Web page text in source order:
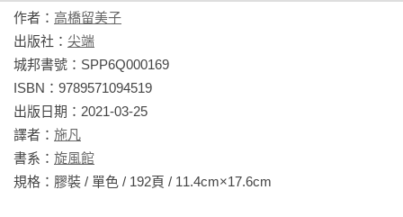
作者： 高橋留美子
出版社： 尖端
城邦書號：SPP6Q000169
ISBN：9789571094519
出版日期：2021-03-25
譯者： 施凡
書系： 旋風館
規格：膠裝 / 單色 / 192頁 / 11.4cm×17.6cm